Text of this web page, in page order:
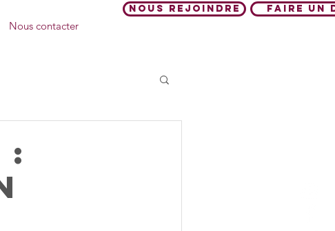
Nous contacter
Nous rejoindre Faire un
Foyer d'hébergement
: